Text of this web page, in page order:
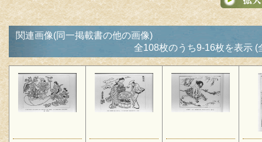
関連画像(同一掲載書の他の画像)
全108枚のうち9-16枚を表示 (